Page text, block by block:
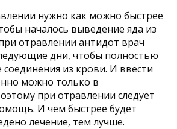
нужно как можно быстрее
началось выведение яда из
отравлении антидот врач
дни, чтобы полностью
из крови. И ввести
можно только в
при отравлении следует
И чем быстрее будет
лечение, тем лучше.